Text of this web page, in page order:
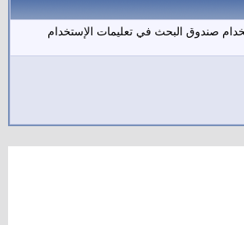
صندوق البحث في تعليمات الإستخدام